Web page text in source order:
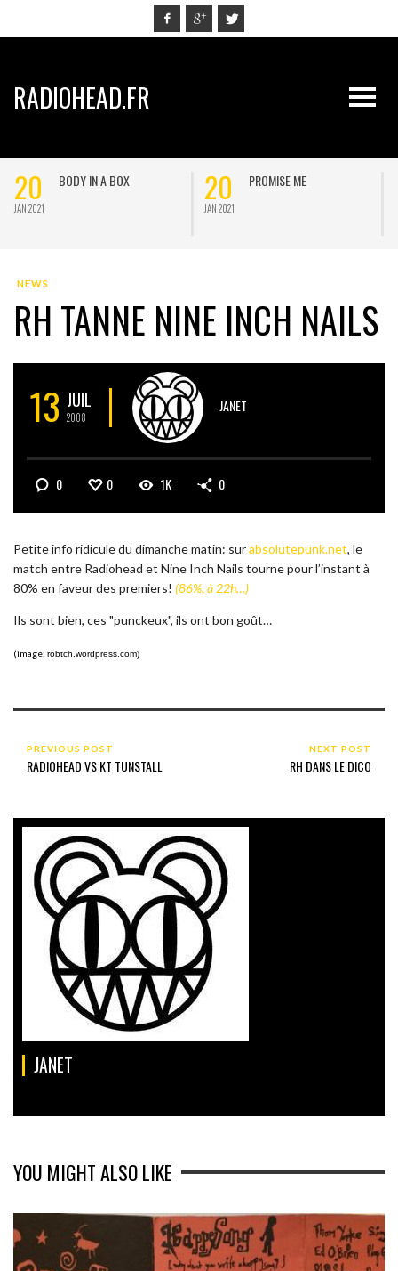
RADIOHEAD.FR
20
JAN 2021
BODY IN A BOX 20
JAN 2021
PROMISE ME
NEWS
RH TANNE NINE INCH NAILS
13 JUIL
2008
JANET
0 0 1K 0
Petite info ridicule du dimanche matin: surabsolutepunk.net, le
match entre Radiohead et Nine Inch Nails tourne pour l’instant à
80% en faveur des premiers! (86%, à 22h…)
Ils sont bien, ces "punckeux", ils ont bon goût…
(image: robtch.wordpress.com)
PREVIOUS POST
RADIOHEAD VS KT TUNSTALL
NEXT POST
RH DANS LE DICO
JANET
YOU MIGHT ALSO LIKE